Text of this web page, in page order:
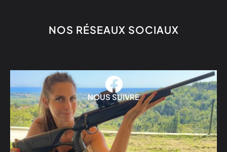
NOS RÉSEAUX SOCIAUX
NOUS SUIVRE